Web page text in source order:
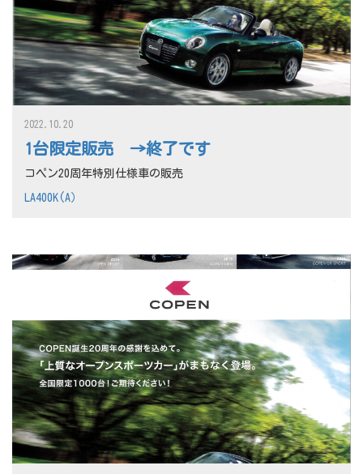
1台限定販売 →終了です
2022.10.20
コペン20周年特別仕様車の販売
LA400K(A）